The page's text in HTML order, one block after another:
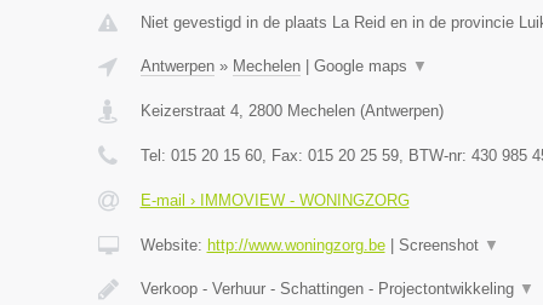
Niet gevestigd in de plaats La Reid en in de provincie
Antwerpen» Mechelen| Google maps ▼
Keizerstraat 4, 2800 Mechelen(Antwerpen)
Tel: 015 20 15 60, Fax: 015 20 25 59, BTW-nr: 430 985
E-mail › IMMOVIEW - WONINGZORG
Website: http://www.woningzorg.be| Screenshot ▼
Verkoop - Verhuur - Schattingen - Projectontwikkeling ▼